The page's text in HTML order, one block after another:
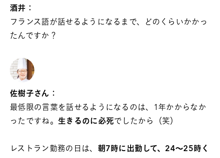
酒井：
フランス語が話せるようになるまで、どのくらいかかっ
たんですか？
佐樹子さん：
最低限の言葉を話せるようになるのは、1年かからなか
ったですね。 生きるのに必死でしたから（笑）
レストラン勤務の日は、 朝7時に出勤して、24～25時く